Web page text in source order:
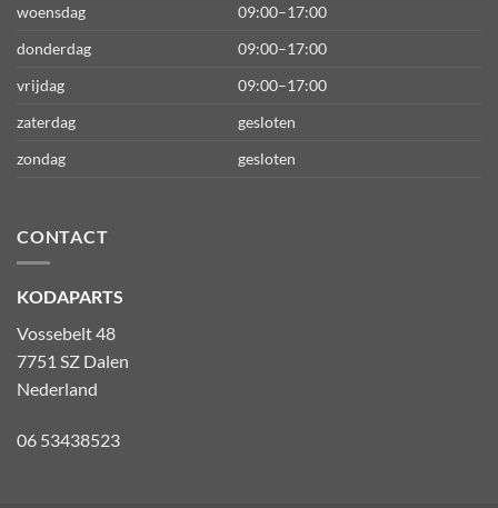
woensdag
09:00–17:00
donderdag
09:00–17:00
vrijdag
09:00–17:00
zaterdag
gesloten
zondag
gesloten
CONTACT
KODAPARTS
Vossebelt 48
7751 SZ Dalen
Nederland
06 53438523